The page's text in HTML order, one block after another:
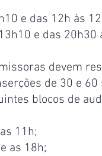
e das 12h às
e das 20h30
devem
de 30 e
blocos de
11h;
as 18h;